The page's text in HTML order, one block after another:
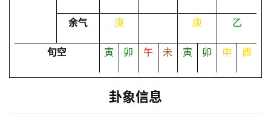
A
余气 庚 庚 乙
旬空 寅 卯 午 未 寅 卯 申 酉
卦象信息